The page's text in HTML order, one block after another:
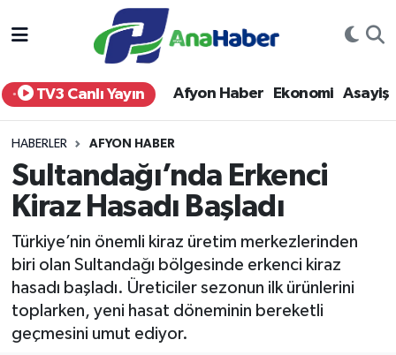
TV3 Canlı Yayın Afyon Haber Ekonomi Asayiş
HABERLER AFYON HABER
Sultandağı’nda Erkenci
Kiraz Hasadı Başladı
Türkiye’nin önemli kiraz üretim merkezlerinden
biri olan Sultandağı bölgesinde erkenci kiraz
hasadı başladı. Üreticiler sezonun ilk ürünlerini
toplarken, yeni hasat döneminin bereketli
geçmesini umut ediyor.
Yurt Haber
Afyon Haber
Siyaset
Spor
Eğitim
Sağlık
Afyonkarahisar Nöbetçi Eczaneler
Afyonkarahisar Hava Durumu
Afyonkarahisar Trafik Yoğunluk Haritası
Süper Lig Puan Durumu ve Fikstür
Tüm Manşetler
Son Dakika Haberleri